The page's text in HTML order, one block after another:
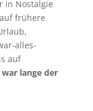
in Nostalgie
frühere
alles-
auf
lange der